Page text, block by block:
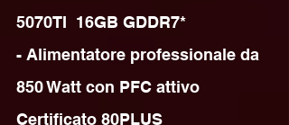
5070TI  16GB GDDR7*
- Alimentatore professionale da
850 Watt con PFC attivo
Certificato 80PLUS